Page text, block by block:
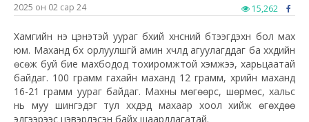
2025 он 02 сар 24 15,262
Хамгийн үнэ цэнэтэй уураг бүхий хүнсний бүтээгдэхүүн бол мах
юм. Маханд бүх орлуулшгүй амин хүчлүүд агуулагддаг ба хүүхдийн
өсөж буй бие махбодод тохиромжтой хэмжээ, харьцаатай
байдаг. 100 грамм гахайн маханд 12 грамм, үхрийн маханд
16-21 грамм уураг байдаг. Махны мөгөөрс, шөрмөс, хальс
нь муу шингэдэг тул хүүхдэд махаар хоол хийж өгөхдөө
эдгээрээс цэвэрлэсэн байх шаардлагатай.